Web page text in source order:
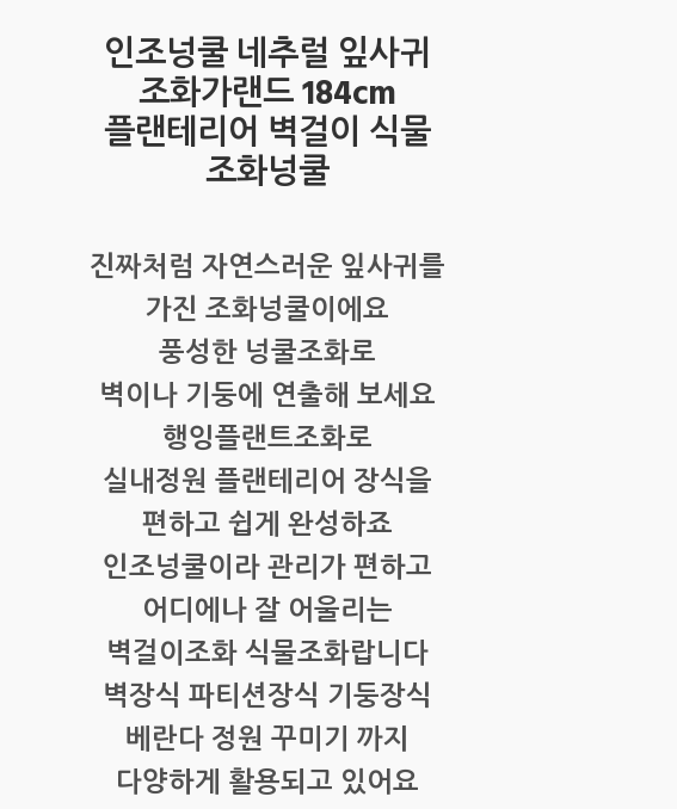
인조넝쿨 네추럴 잎사귀
조화가랜드 184cm
플랜테리어 벽걸이 식물
조화넝쿨
진짜처럼 자연스러운 잎사귀를
가진 조화넝쿨이에요
풍성한 넝쿨조화로
벽이나 기둥에 연출해 보세요
행잉플랜트조화로
실내정원 플랜테리어 장식을
편하고 쉽게 완성하죠
인조넝쿨이라 관리가 편하고
어디에나 잘 어울리는
벽걸이조화 식물조화랍니다
벽장식 파티션장식 기둥장식
베란다 정원 꾸미기 까지
다양하게 활용되고 있어요